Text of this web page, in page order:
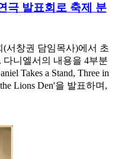
극 발표회로 축제 분
(서창권 담임목사)에서 초
니엘서의 내용을 4부분
Takes a Stand, Three in
Lions Den'을 발표하며,